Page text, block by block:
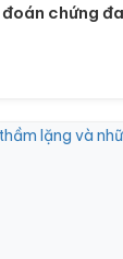
chứng